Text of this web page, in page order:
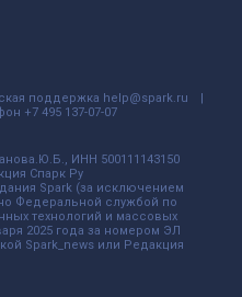
поддержка help@spark.ru
+7 495 137-07-07
ИНН 500111143150
Спарк Ру
Spark (за исключением
Федеральной службой по
технологий и массовых
2025 года за номером ЭЛ
Spark_news или Редакция